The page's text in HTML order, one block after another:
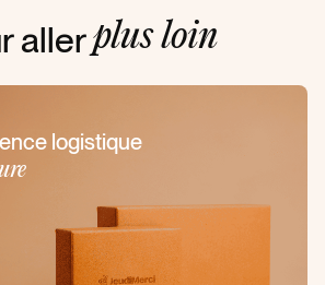
allerplus loin
logistique